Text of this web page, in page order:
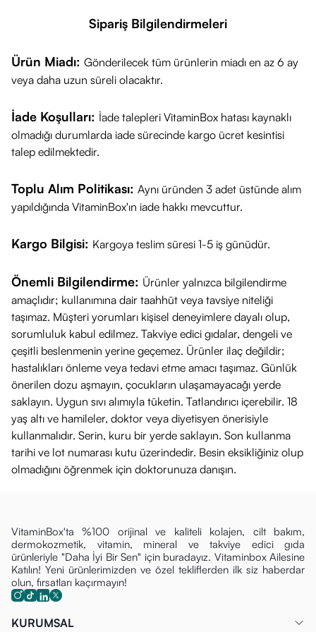
Sağlıklı günler dileriz!Sipariş Bilgilendirmeleri
Ürün Miadı: Gönderilecek tüm ürünlerin miadı en az 6 ay
veya daha uzun süreli olacaktır.
İade Koşulları: İade talepleri VitaminBox hatası kaynaklı
olmadığı durumlarda iade sürecinde kargo ücret kesintisi
talep edilmektedir.
Toplu Alım Politikası: Aynı üründen 3 adet üstünde alım
yapıldığında VitaminBox'ın iade hakkı mevcuttur.
Kargo Bilgisi: Kargoya teslim süresi 1-5 iş günüdür.
Önemli Bilgilendirme: Ürünler yalnızca bilgilendirme
amaçlıdır; kullanımına dair taahhüt veya tavsiye niteliği
taşımaz. Müşteri yorumları kişisel deneyimlere dayalı olup,
sorumluluk kabul edilmez. Takviye edici gıdalar, dengeli ve
çeşitli beslenmenin yerine geçemez. Ürünler ilaç değildir;
hastalıkları önleme veya tedavi etme amacı taşımaz. Günlük
önerilen dozu aşmayın, çocukların ulaşamayacağı yerde
saklayın. Uygun sıvı alımıyla tüketin. Tatlandırıcı içerebilir. 18
yaş altı ve hamileler, doktor veya diyetisyen önerisiyle
kullanmalıdır. Serin, kuru bir yerde saklayın. Son kullanma
tarihi ve lot numarası kutu üzerindedir. Besin eksikliğiniz olup
olmadığını öğrenmek için doktorunuza danışın.
VitaminBox'ta %100 orijinal ve kaliteli kolajen, cilt bakım,
dermokozmetik, vitamin, mineral ve takviye edici gıda
ürünleriyle "Daha İyi Bir Sen" için buradayız. Vitaminbox Ailesine
Katılın! Yeni ürünlerimizden ve özel tekliflerden ilk siz haberdar
olun, fırsatları kaçırmayın!
KURUMSAL